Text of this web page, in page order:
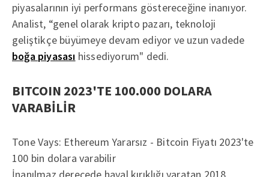
piyasalarının iyi performans göstereceğine inanıyor.
Analist, “genel olarak kripto pazarı, teknoloji
geliştikçe büyümeye devam ediyor ve uzun vadede
boğa piyasası hissediyorum" dedi.
BITCOIN 2023'TE 100.000 DOLARA
VARABİLİR
Tone Vays: Ethereum Yararsız - Bitcoin Fiyatı 2023'te
100 bin dolara varabilir